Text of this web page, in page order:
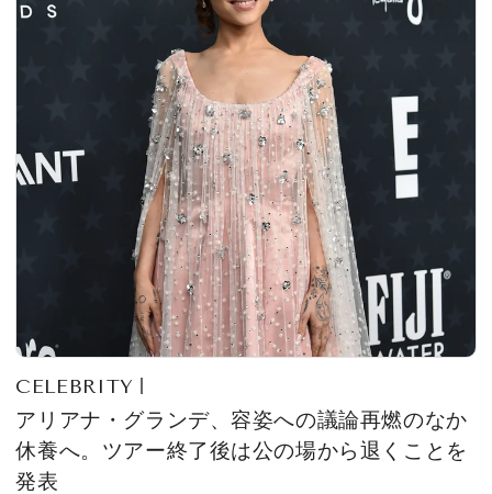
CELEBRITY
アリアナ・グランデ、容姿への議論再燃のなか
休養へ。ツアー終了後は公の場から退くことを
発表